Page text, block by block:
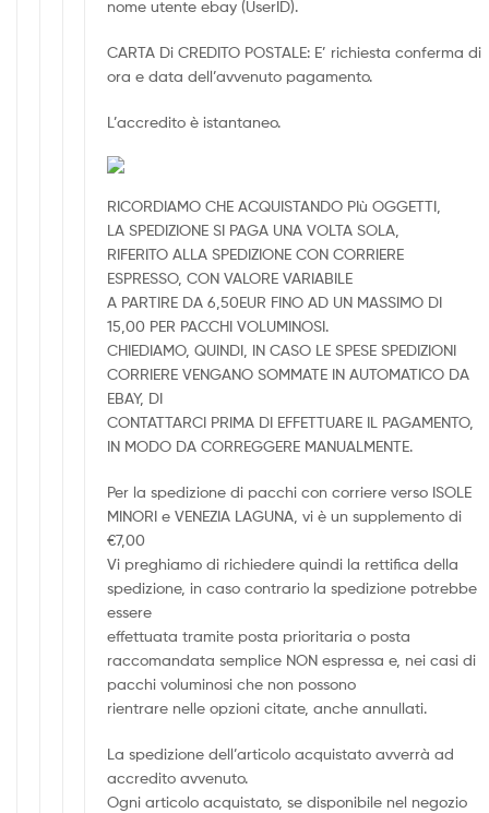
nome utente ebay (UserID).
CARTA Di CREDITO POSTALE: E’ richiesta conferma di
ora e data dell’avvenuto pagamento.
L’accredito è istantaneo.
RICORDIAMO CHE ACQUISTANDO PIù OGGETTI,
LA SPEDIZIONE SI PAGA UNA VOLTA SOLA,
RIFERITO ALLA SPEDIZIONE CON CORRIERE
ESPRESSO, CON VALORE VARIABILE
A PARTIRE DA 6,50EUR FINO AD UN MASSIMO DI
15,00 PER PACCHI VOLUMINOSI.
CHIEDIAMO, QUINDI, IN CASO LE SPESE SPEDIZIONI
CORRIERE VENGANO SOMMATE IN AUTOMATICO DA
EBAY, DI
CONTATTARCI PRIMA DI EFFETTUARE IL PAGAMENTO,
IN MODO DA CORREGGERE MANUALMENTE.
Per la spedizione di pacchi con corriere verso ISOLE
MINORI e VENEZIA LAGUNA, vi è un supplemento di
€7,00
Vi preghiamo di richiedere quindi la rettifica della
spedizione, in caso contrario la spedizione potrebbe
essere
effettuata tramite posta prioritaria o posta
raccomandata semplice NON espressa e, nei casi di
pacchi voluminosi che non possono
rientrare nelle opzioni citate, anche annullati.
La spedizione dell’articolo acquistato avverrà ad
accredito avvenuto.
Ogni articolo acquistato, se disponibile nel negozio